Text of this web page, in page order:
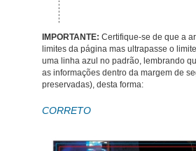
IMPORTANTE: Certifique-se de que a
limites da página mas ultrapasse o
uma linha azul no padrão, lembrando
as informações dentro da margem de
preservadas), desta forma:
CORRETO